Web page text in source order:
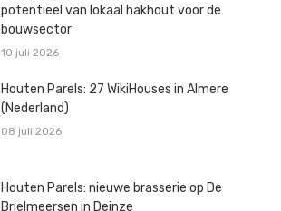
potentieel van lokaal hakhout voor de
bouwsector
10 juli 2026
Houten Parels: 27 WikiHouses in Almere
(Nederland)
08 juli 2026
Houten Parels: nieuwe brasserie op De
Brielmeersen in Deinze